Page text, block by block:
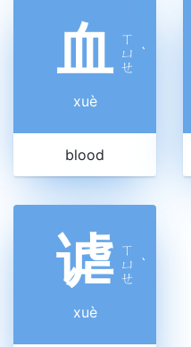
血 ㄒ
ㄩ
ㄝ
ˋ
xuè
blood
谑 ㄒ
ㄩ
ㄝ
ˋ
xuè